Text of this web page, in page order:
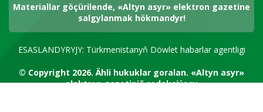
Materiallar göçürilende, «Altyn asyr» elektron gazetine
salgylanmak hökmandyr!
ESASLANDYRYJY: Türkmenistanyň Döwlet habarlar agentligi
© Copyright 2026. Ähli hukuklar goralan. «Altyn asyr»
elektron gazetiniň redaksiýasy